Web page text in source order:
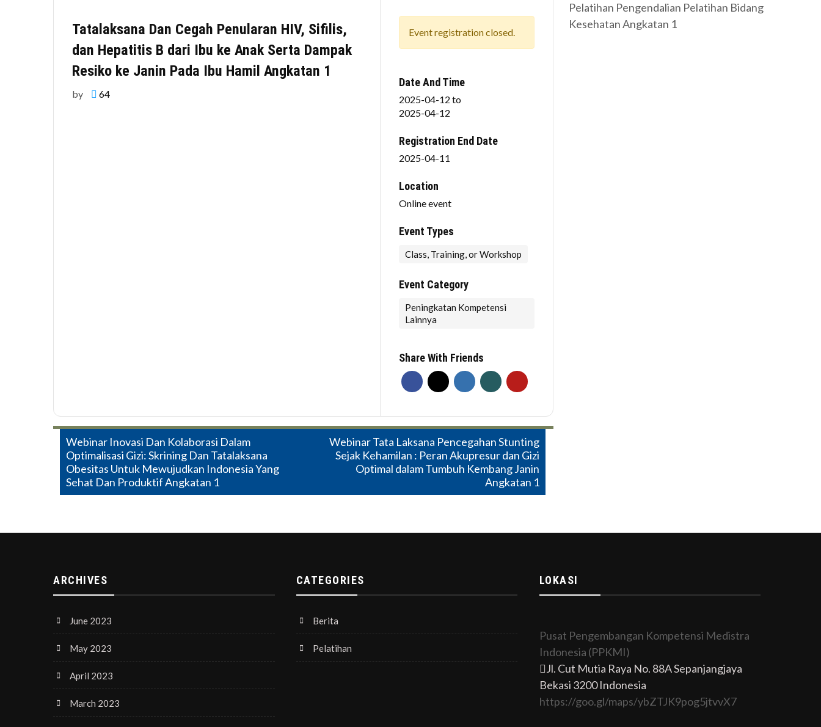
Tatalaksana Dan Cegah Penularan HIV, Sifilis,
dan Hepatitis B dari Ibu ke Anak Serta Dampak
Resiko ke Janin Pada Ibu Hamil Angkatan 1
by 64
Event registration closed.
Date And Time
2025-04-12 to
2025-04-12
Registration End Date
2025-04-11
Location
Online event
Event Types
Class, Training, or Workshop
Event Category
Peningkatan Kompetensi
Lainnya
Share With Friends
Post
navigation
Webinar Inovasi Dan Kolaborasi Dalam
Optimalisasi Gizi: Skrining Dan Tatalaksana
Obesitas Untuk Mewujudkan Indonesia Yang
Sehat Dan Produktif Angkatan 1
Webinar Tata Laksana Pencegahan Stunting
Sejak Kehamilan : Peran Akupresur dan Gizi
Optimal dalam Tumbuh Kembang Janin
Angkatan 1
Pelatihan Pengendalian Pelatihan Bidang
Kesehatan Angkatan 1
ARCHIVES
June 2023
May 2023
April 2023
March 2023
CATEGORIES
Berita
Pelatihan
LOKASI
Pusat Pengembangan Kompetensi Medistra
Indonesia (PPKMI)
Jl. Cut Mutia Raya No. 88A Sepanjangjaya
Bekasi 3200 Indonesia
https://goo.gl/maps/ybZTJK9pog5jtvvX7